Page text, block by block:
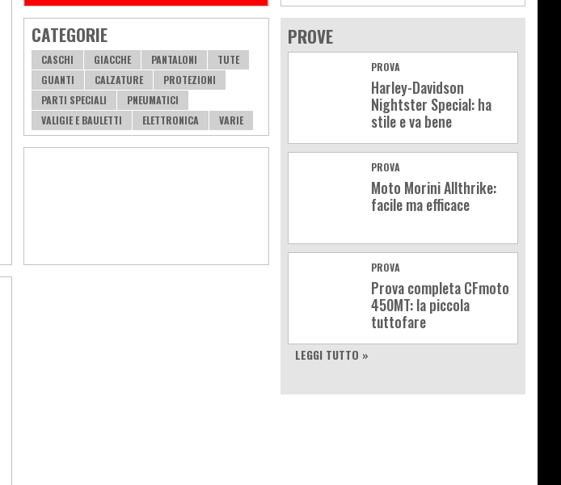
CATEGORIE
CASCHI GIACCHE PANTALONI
TUTE
GUANTI
CALZATURE
PROTEZIONI
PARTI SPECIALI
PNEUMATICI
VALIGIE E BAULETTI
ELETTRONICA VARIE
PROVE
PROVA
Harley-Davidson
Nightster Special: ha
stile e va bene
PROVA
Moto Morini Allthrike:
facile ma efficace
PROVA
Prova completa CFmoto
450MT: la piccola
tuttofare
LEGGI TUTTO »